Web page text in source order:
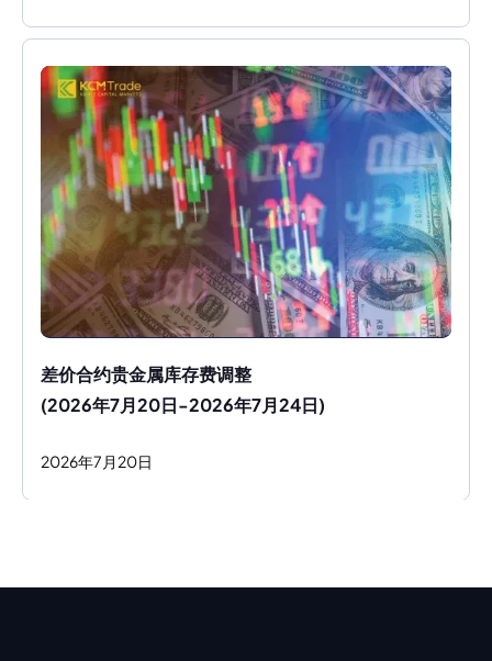
差价合约贵金属库存费调整
(2026年7月20日-2026年7月24日)
2026年7 月 20日